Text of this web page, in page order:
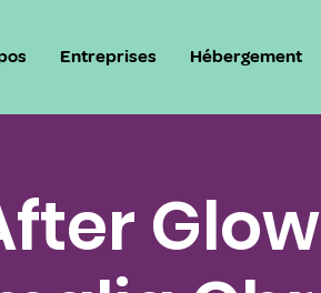
Entreprises Hébergement